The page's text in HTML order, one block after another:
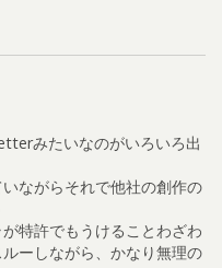
みたいなのがいろいろ出
ながらそれで他社の創作の
特許でもうけることわざわ
ーしながら、かなり無理の